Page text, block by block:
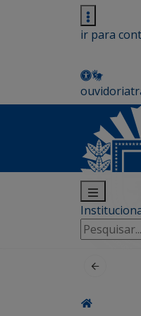
ir para
ouvidoria
Pesquisar
por: